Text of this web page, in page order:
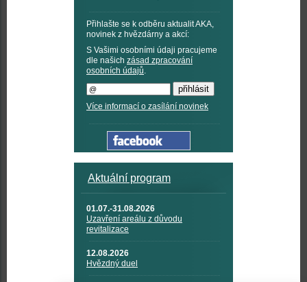
Přihlašte se k odběru aktualit AKA,
novinek z hvězdárny a akcí:
S Vašimi osobními údaji pracujeme
dle našich zásad zpracování
osobních údajů.
Více informací o zasílání novinek
Aktuální program
01.07.-31.08.2026
Uzavření areálu z důvodu
revitalizace
12.08.2026
Hvězdný duel